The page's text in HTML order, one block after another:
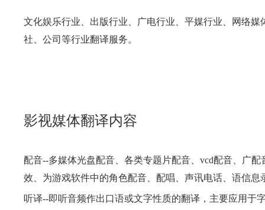
文化娱乐行业、出版行业、广电行业、平媒行业、网络
社、公司等行业翻译服务。
影视媒体翻译内容
配音--多媒体光盘配音、各类专题片配音、vcd配音、广
效、为游戏软件中的角色配音、配唱、声讯电话、语信
听译--即听音频作出口语或文字性质的翻译，主要应用于